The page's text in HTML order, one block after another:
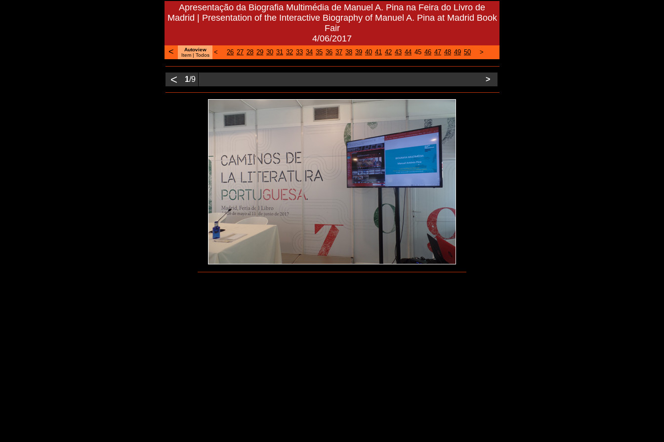
Apresentação da Biografia Multimédia de Manuel A. Pina na Feira do Livro de
Madrid | Presentation of the Interactive Biography of Manuel A. Pina at Madrid Book
Fair
4/06/2017
<
Autoview
Item | Todos < 26 27 28 29 30 31 32 33 34 35 36 37 38 39 40 41 42 43 44 45 46 47 48 49 50 >
< 1/9 >